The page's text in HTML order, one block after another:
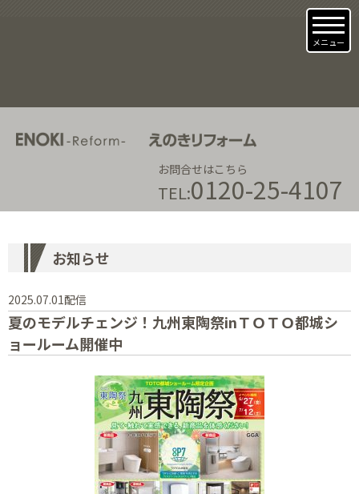
お問合せはこちら
TEL:0120-25-4107
メニュー
お知らせ
2025.07.01配信
夏のモデルチェンジ！九州東陶祭inＴＯＴＯ都城シ
ョールーム開催中